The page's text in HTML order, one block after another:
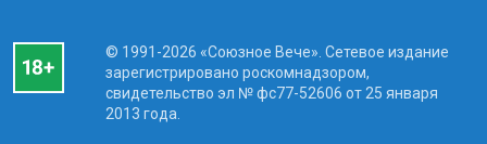
© 1991-2026 «Союзное Вече». Сетевое издание
зарегистрировано роскомнадзором,
свидетельство эл № фc77-52606 от 25 января
2013 года.